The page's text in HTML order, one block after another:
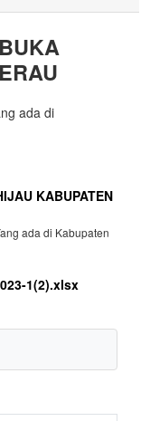
ada di
KABUPATEN
ada di Kabupaten
1(2).xlsx